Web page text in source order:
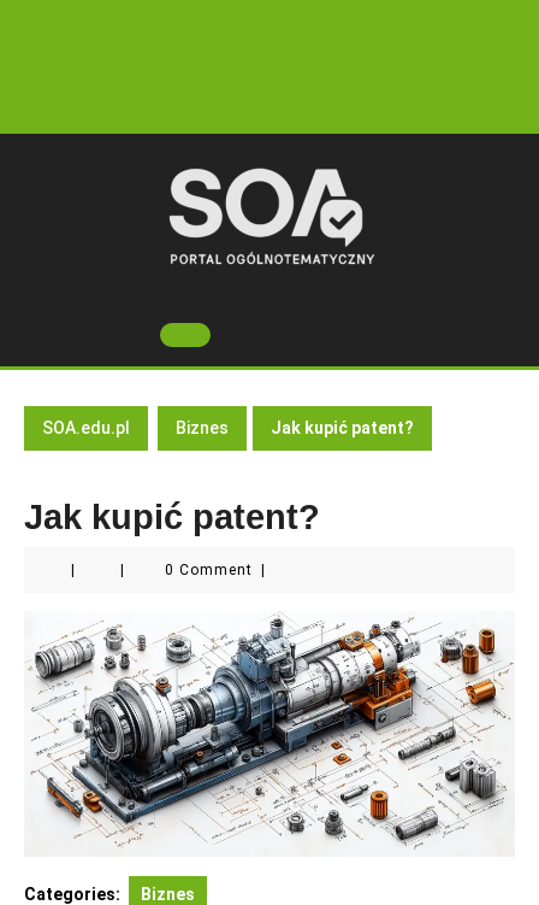
Open
Button
SOA.edu.pl Biznes Jak kupić patent?
Jak kupić patent?
0 Comment
Categories: Biznes